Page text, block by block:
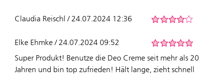
Claudia Reischl / 24.07.2024 12:36
Elke Ehmke / 24.07.2024 09:52
Super Produkt! Benutze die Deo Creme seit mehr als 20
Jahren und bin top zufrieden! Hält lange, zieht schnell